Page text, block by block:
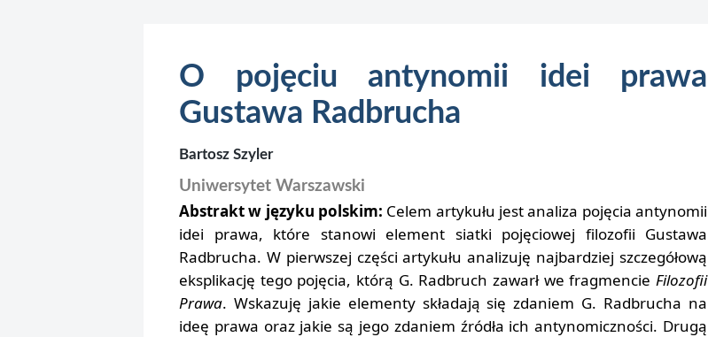
O pojęciu antynomii idei prawa
Gustawa Radbrucha
Bartosz Szyler
Uniwersytet Warszawski
Abstrakt w języku polskim: Celem artykułu jest analiza pojęcia antynomii
idei prawa, które stanowi element siatki pojęciowej filozofii Gustawa
Radbrucha. W pierwszej części artykułu analizuję najbardziej szczegółową
eksplikację tego pojęcia, którą G. Radbruch zawarł we fragmencie Filozofii
Prawa. Wskazuję jakie elementy składają się zdaniem G. Radbrucha na
ideę prawa oraz jakie są jego zdaniem źródła ich antynomiczności. Drugą